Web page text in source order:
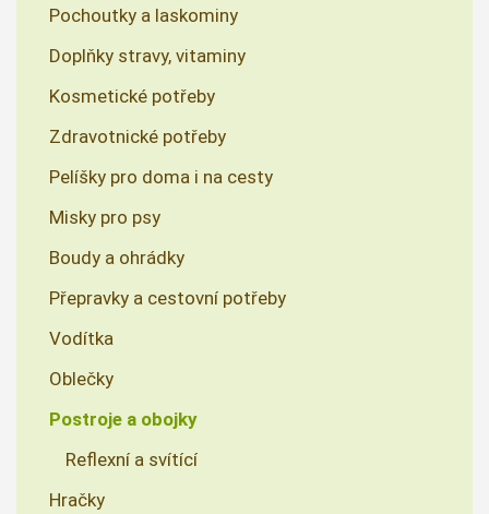
Pochoutky a laskominy
Doplňky stravy, vitaminy
Kosmetické potřeby
Zdravotnické potřeby
Pelíšky pro doma i na cesty
Misky pro psy
Boudy a ohrádky
Přepravky a cestovní potřeby
Vodítka
Oblečky
Postroje a obojky
Reflexní a svítící
Hračky